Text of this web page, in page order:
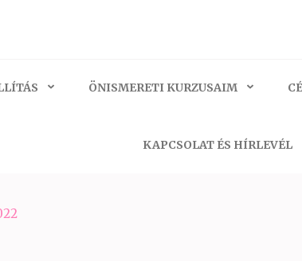
ÖNISMERETI KURZUSAIM
KAPCSOLAT ÉS HÍRLEVÉL